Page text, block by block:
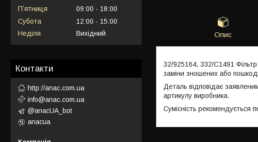
Опис
32/925164, 332/C1491
заміни зношених або
Деталь відповідає
артикулу виробника.
Сумісність рекомендується
Пʼятниця
09:00
18:00
Субота
12:00
15:00
Неділя
Вихідний
Контакти
http://anac.com.ua
info@anac.com.ua
@anacUA_bot
anacua